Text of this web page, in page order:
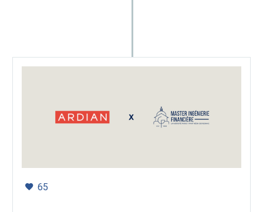
65